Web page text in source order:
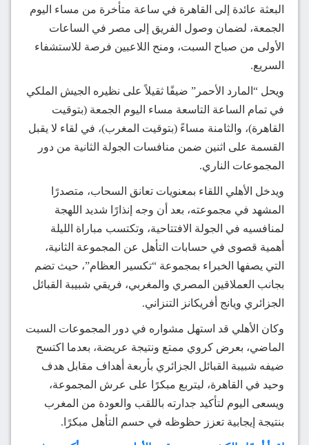
البعثة عائدة إلى القاهرة في ساعة متأخرة من مساء اليوم
الجمعة، لضمان وصول الفريق إلى مصر في الساعات
الأولى من صباح السبت، ومنح اللاعبين فرصة للاستشفاء
السريع.
ويحل “المارد الأحمر” ضيفًا ثقيلاً على نظيره الجيش الملكي
في تمام الساعة التاسعة مساء اليوم الجمعة (بتوقيت
القاهرة)، والثامنة مساءً (بتوقيت المغرب)، في لقاء لا يقبل
القسمة على اثنين ضمن منافسات الجولة الثانية من دور
المجموعات الناري.
ويدخل الأهلي اللقاء بمعنويات تعانق السحاب، متصدرًا
المشهد في مجموعته، بعد أن وجه إنذارًا شديد اللهجة
لمنافسيه في الجولة الافتتاحية، وتكتسب مباراة الليلة
أهمية قصوى في حسابات التأهل عن المجموعة الثانية،
التي يصفها الخبراء بمجموعة “تكسير العظام”، حيث تضم
بجانب العملاقين المصري والمغربي، فريقي شبيبة القبائل
الجزائري ويانج أفريكانز التنزاني.
وكان الأهلي قد استهل مشواره في دور المجموعات السبت
الماضي، بعرض كروي ممتع ونتيجة عريضة، بعدما اكتسح
ضيفه شبيبة القبائل الجزائري بأربعة أهداف مقابل هدف
وحيد في القاهرة، ليتربع مبكرًا على عرش المجموعة،
ويسعى اليوم لتأكيد جدارته باللقب والعودة من المغرب
بنتيجة إيجابية تعزز حظوظه في حسم التأهل مبكرًا.